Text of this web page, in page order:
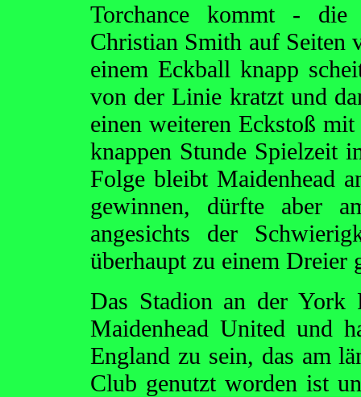
Torchance kommt -
Christian Smith auf Seiten
einem Eckball knapp
von der Linie kratzt und
einen weiteren Eckstoß
knappen Stunde Spielzeit
Folge bleibt Maidenhead
gewinnen, dürfte aber
angesichts der
überhaupt zu einem Dreier
Das Stadion an der York
Maidenhead United und
England zu sein, das am
Club genutzt worden ist